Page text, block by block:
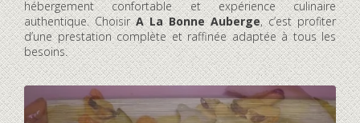
hébergement confortable et expérience culinaire
authentique. ChoisirA La Bonne Auberge, c’est profiter
d’une prestation complète et raffinée adaptée à tous les
besoins.